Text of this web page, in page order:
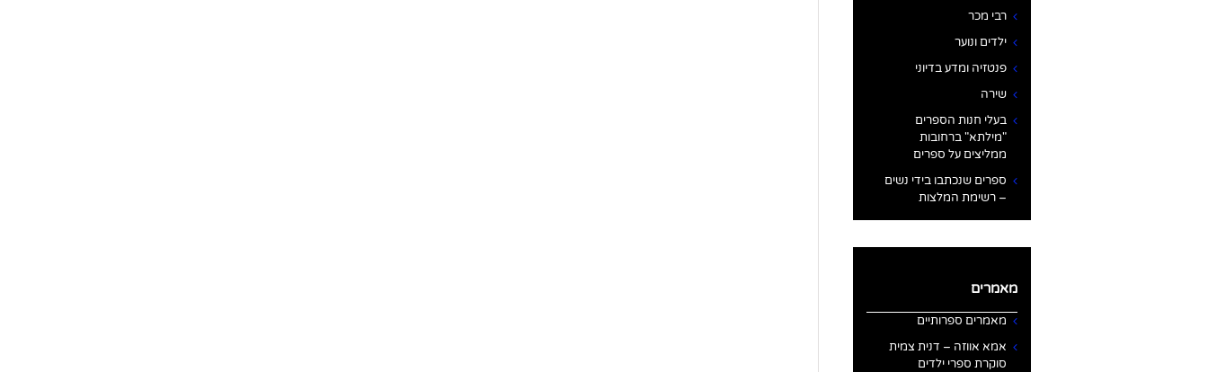
רבי מכר
ילדים ונוער
פנטזיה ומדע בדיוני
שירה
בעלי חנות הספרים
"מילתא" ברחובות
ממליצים על ספרים
ספרים שנכתבו בידי נשים
– רשימת המלצות
מאמרים
מאמרים ספרותיים
אמא אווזה – דנית צמית
סוקרת ספרי ילדים